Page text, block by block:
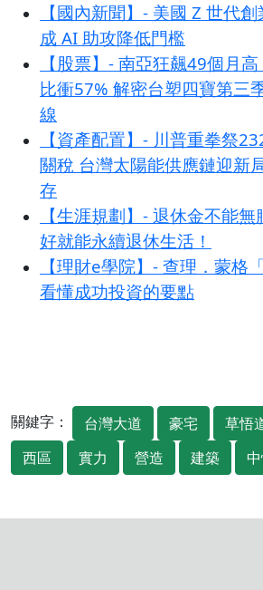
【國內新聞】- 美國 Z 世代
成 AI 助攻降低門檻
【股票】- 南亞狂飆49個月
比衝57% 解密台塑四寶第三
線
【資產配置】- 川普重拳祭
關稅 台灣太陽能供應鏈迎新
存
【生涯規劃】- 退休金不能
好就能永續退休生活！
【理財e學院】- 查理．蒙格
看懂成功投資的要點
關鍵字： 台灣大道 豪宅 草悟
西區
實力 營造 建築